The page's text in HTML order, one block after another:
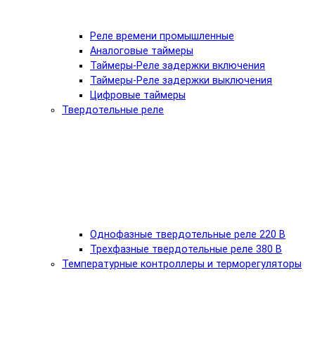
Реле времени промышленные
Аналоговые таймеры
Таймеры-Реле задержки включения
Таймеры-Реле задержки выключения
Цифровые таймеры
Твердотельные реле
Однофазные твердотельные реле 220 В
Трехфазные твердотельные реле 380 В
Температурные контроллеры и терморегуляторы